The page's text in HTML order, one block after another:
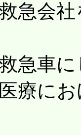
社を
にし
おけ